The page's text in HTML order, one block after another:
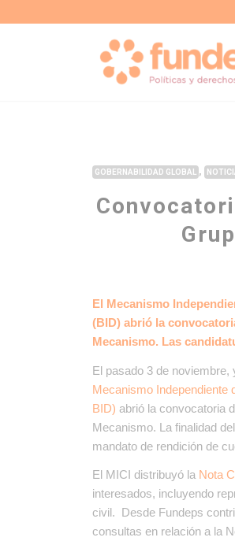
GOBERNABILIDAD GLOBAL ,
El Mecanismo
(BID) abrió la
Mecanismo. Las
El pasado 3 de
Mecanismo Independiente
BID) abrió la convocatoria
Mecanismo. La finalidad
mandato de rendición de
El MICI distribuyó la Nota
interesados, incluyendo
civil. Desde Fundeps
consultas en relación a la